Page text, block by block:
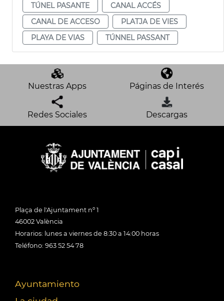
TÚNEL PASANTE
CANAL ACCÉS
CANAL DE ACCESO
PLATJA DE VIES
PLAYA DE VIAS
TÚNNEL PASSANT
Nuestras Apps Páginas de Interés
Redes Sociales Descargas
Plaça de l'Ajuntament nº 1
46002 València
Horarios: lunes a viernes de 8:30 a 14:00 horas
Teléfono: 963 52 54 78
Ayuntamiento